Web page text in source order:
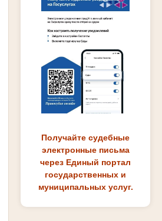
Получайте судебные
электронные письма
через Единый портал
государственных и
муниципальных услуг.